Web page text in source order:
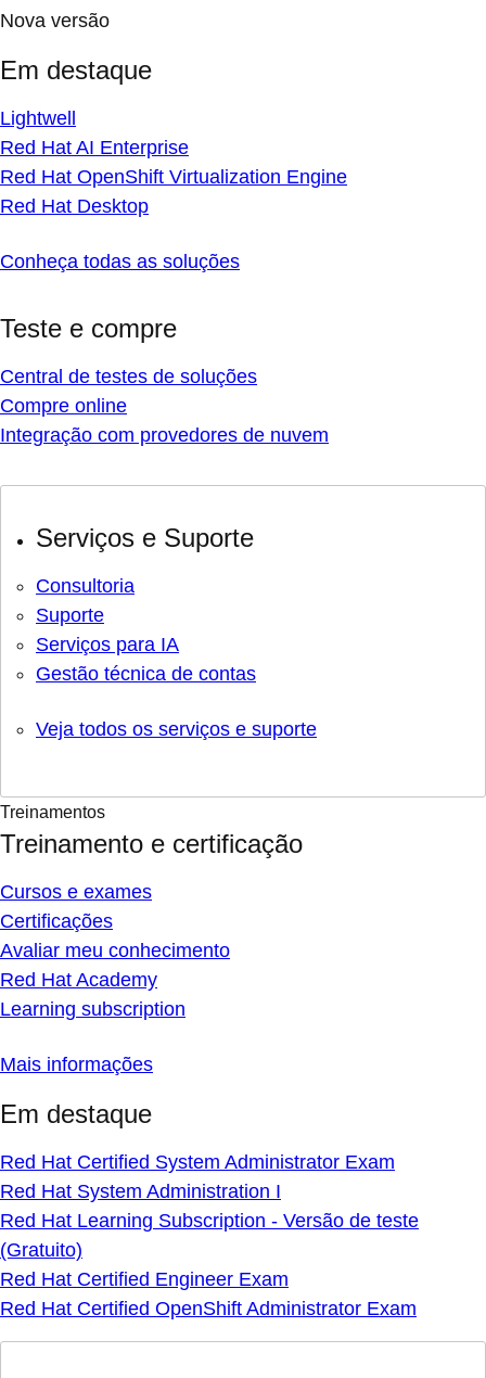
Nova versão
Em destaque
Lightwell
Red Hat AI Enterprise
Red Hat OpenShift Virtualization Engine
Red Hat Desktop
Conheça todas as soluções
Teste e compre
Central de testes de soluções
Compre online
Integração com provedores de nuvem
Serviços e Suporte
Consultoria
Suporte
Serviços para IA
Gestão técnica de contas
Veja todos os serviços e suporte
Treinamentos
Treinamento e certificação
Cursos e exames
Certificações
Avaliar meu conhecimento
Red Hat Academy
Learning subscription
Mais informações
Em destaque
Red Hat Certified System Administrator Exam
Red Hat System Administration I
Red Hat Learning Subscription - Versão de teste
(Gratuito)
Red Hat Certified Engineer Exam
Red Hat Certified OpenShift Administrator Exam